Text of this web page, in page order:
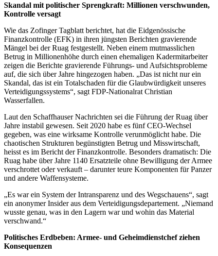
Skandal mit politischer Sprengkraft: Millionen verschwunden,
Kontrolle versagt
Wie das Zofinger Tagblatt berichtet, hat die Eidgenössische
Finanzkontrolle (EFK) in ihren jüngsten Berichten gravierende
Mängel bei der Ruag festgestellt. Neben einem mutmasslichen
Betrug in Millionenhöhe durch einen ehemaligen Kadermitarbeiter
zeigen die Berichte gravierende Führungs- und Aufsichtsprobleme
auf, die sich über Jahre hingezogen haben. „Das ist nicht nur ein
Skandal, das ist ein Totalschaden für die Glaubwürdigkeit unseres
Verteidigungssystems“, sagt FDP-Nationalrat Christian
Wasserfallen.
Laut den Schaffhauser Nachrichten sei die Führung der Ruag über
Jahre instabil gewesen. Seit 2020 habe es fünf CEO-Wechsel
gegeben, was eine wirksame Kontrolle verunmöglicht habe. Die
chaotischen Strukturen begünstigten Betrug und Misswirtschaft,
heisst es im Bericht der Finanzkontrolle. Besonders dramatisch: Die
Ruag habe über Jahre 1140 Ersatzteile ohne Bewilligung der Armee
verschrottet oder verkauft – darunter teure Komponenten für Panzer
und andere Waffensysteme.
„Es war ein System der Intransparenz und des Wegschauens“, sagt
ein anonymer Insider aus dem Verteidigungsdepartement. „Niemand
wusste genau, was in den Lagern war und wohin das Material
verschwand.“
Politisches Erdbeben: Armee- und Geheimdienstchef ziehen
Konsequenzen